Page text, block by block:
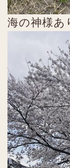
海の神様あ